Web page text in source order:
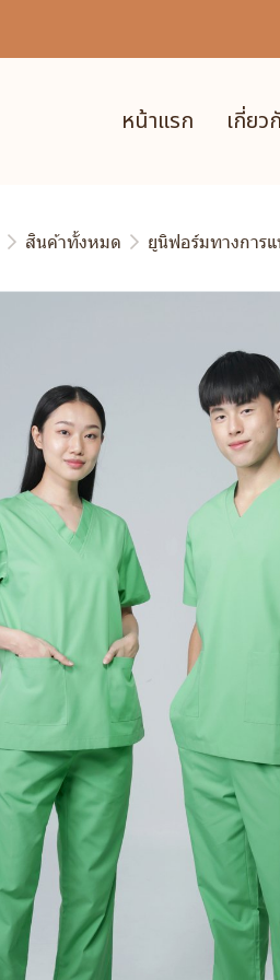
หน้าแรก เกี่ยว
สินค้าทั้งหมด ยูนิฟอร์มทางการ